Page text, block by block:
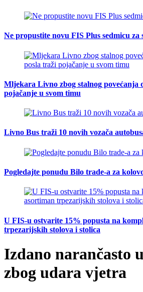
Ne propustite novu FIS Plus sedmicu za
Mljekara Livno zbog stalnog povećanja
pojačanje u svom timu
Livno Bus traži 10 novih vozača
Pogledajte ponudu Bilo trade-a za
U FIS-u ostvarite 15% popusta na
trpezarijskih stolova i stolica
Izdano narančasto
zbog udara vjetra